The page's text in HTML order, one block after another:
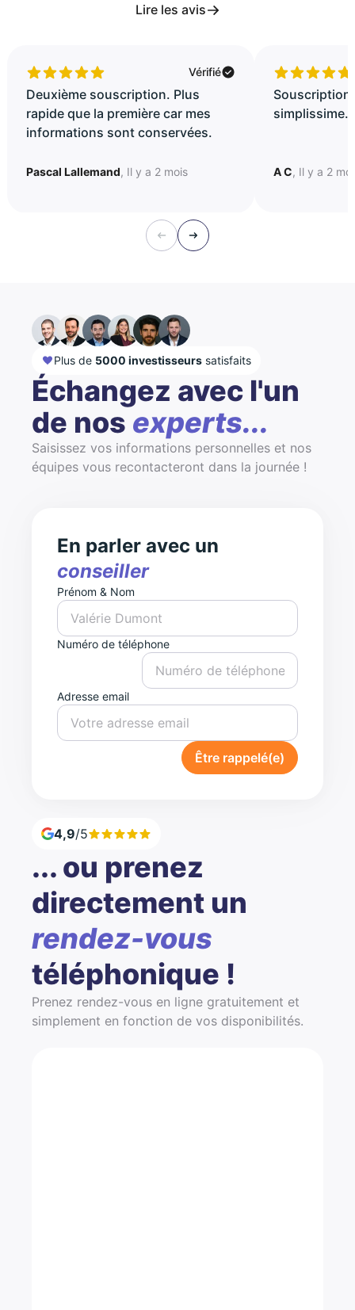
Lire les avis
Vérifié
Deuxième souscription. Plus
rapide que la première car mes
informations sont conservées.
Pascal Lallemand, Il y a 2 mois
Souscription
A C, Il y a 2
Plus de 5000 investisseurs satisfaits
Échangez avec l'un
de nos experts...
Saisissez vos informations personnelles et nos
équipes vous recontacteront dans la journée !
En parler avec un
conseiller
Prénom & Nom
Numéro de téléphone
Adresse email
Être rappelé(e)
4,9/5
... ou prenez
directement un
rendez-vous
téléphonique !
Prenez rendez-vous en ligne gratuitement et
simplement en fonction de vos disponibilités.